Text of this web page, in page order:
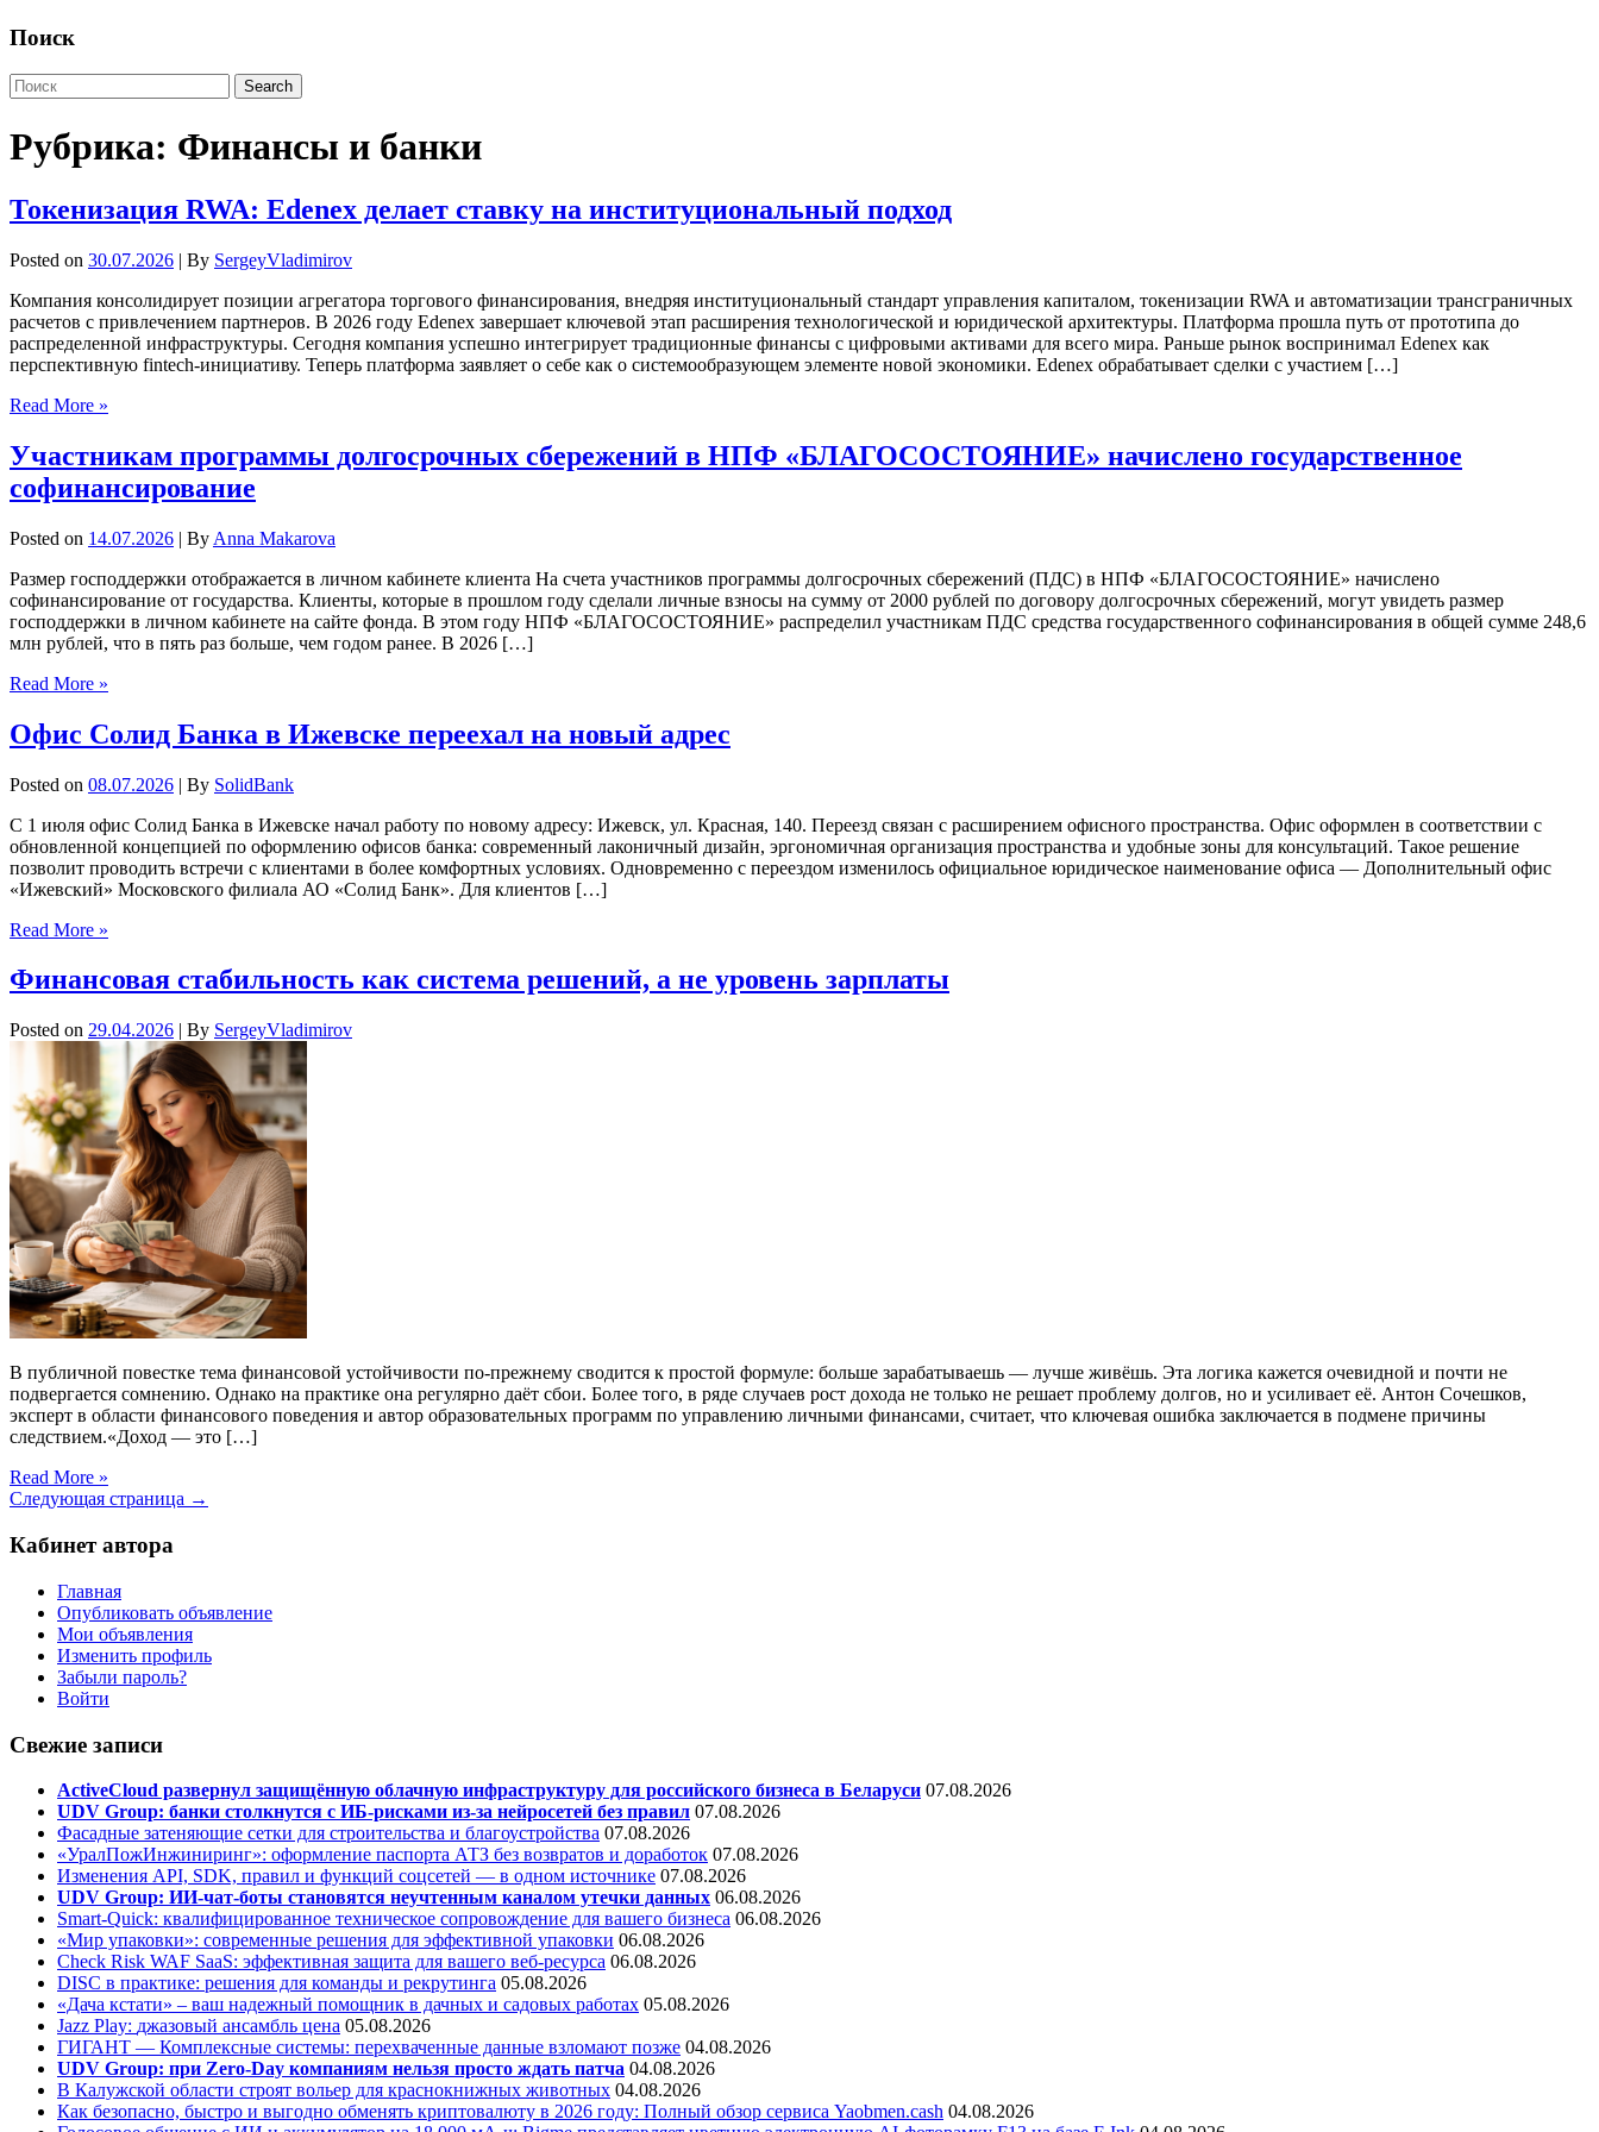
Поиск
Рубрика: Финансы и банки
Токенизация RWA: Edenex делает ставку на институциональный подход
Posted on 30.07.2026 | By SergeyVladimirov
Компания консолидирует позиции агрегатора торгового финансирования, внедряя институциональный стандарт управления капиталом, токенизации RWA и автоматизации трансграничных
расчетов с привлечением партнеров. В 2026 году Edenex завершает ключевой этап расширения технологической и юридической архитектуры. Платформа прошла путь от прототипа до
распределенной инфраструктуры. Сегодня компания успешно интегрирует традиционные финансы с цифровыми активами для всего мира. Раньше рынок воспринимал Edenex как
перспективную fintech-инициативу. Теперь платформа заявляет о себе как о системообразующем элементе новой экономики. Edenex обрабатывает сделки с участием […]
Read More »
Участникам программы долгосрочных сбережений в НПФ «БЛАГОСОСТОЯНИЕ» начислено государственное
софинансирование
Posted on 14.07.2026 | By Anna Makarova
Размер господдержки отображается в личном кабинете клиента На счета участников программы долгосрочных сбережений (ПДС) в НПФ «БЛАГОСОСТОЯНИЕ» начислено
софинансирование от государства. Клиенты, которые в прошлом году сделали личные взносы на сумму от 2000 рублей по договору долгосрочных сбережений, могут увидеть размер
господдержки в личном кабинете на сайте фонда. В этом году НПФ «БЛАГОСОСТОЯНИЕ» распределил участникам ПДС средства государственного софинансирования в общей сумме 248,6
млн рублей, что в пять раз больше, чем годом ранее. В 2026 […]
Read More »
Офис Солид Банка в Ижевске переехал на новый адрес
Posted on 08.07.2026 | By SolidBank
С 1 июля офис Солид Банка в Ижевске начал работу по новому адресу: Ижевск, ул. Красная, 140. Переезд связан с расширением офисного пространства. Офис оформлен в соответствии с
обновленной концепцией по оформлению офисов банка: современный лаконичный дизайн, эргономичная организация пространства и удобные зоны для консультаций. Такое решение
позволит проводить встречи с клиентами в более комфортных условиях. Одновременно с переездом изменилось официальное юридическое наименование офиса — Дополнительный офис
«Ижевский» Московского филиала АО «Солид Банк». Для клиентов […]
Read More »
Финансовая стабильность как система решений, а не уровень зарплаты
Posted on 29.04.2026 | By SergeyVladimirov
В публичной повестке тема финансовой устойчивости по-прежнему сводится к простой формуле: больше зарабатываешь — лучше живёшь. Эта логика кажется очевидной и почти не
подвергается сомнению. Однако на практике она регулярно даёт сбои. Более того, в ряде случаев рост дохода не только не решает проблему долгов, но и усиливает её. Антон Сочешков,
эксперт в области финансового поведения и автор образовательных программ по управлению личными финансами, считает, что ключевая ошибка заключается в подмене причины
следствием.«Доход — это […]
Read More »
Следующая страница →
Кабинет автора
Главная
Опубликовать объявление
Мои объявления
Изменить профиль
Забыли пароль?
Войти
Свежие записи
ActiveCloud развернул защищённую облачную инфраструктуру для российского бизнеса в Беларуси 07.08.2026
UDV Group: банки столкнутся с ИБ-рисками из-за нейросетей без правил 07.08.2026
Фасадные затеняющие сетки для строительства и благоустройства 07.08.2026
«УралПожИнжиниринг»: оформление паспорта АТЗ без возвратов и доработок 07.08.2026
Изменения API, SDK, правил и функций соцсетей — в одном источнике 07.08.2026
UDV Group: ИИ-чат-боты становятся неучтенным каналом утечки данных 06.08.2026
Smart-Quick: квалифицированное техническое сопровождение для вашего бизнеса 06.08.2026
«Мир упаковки»: современные решения для эффективной упаковки 06.08.2026
Check Risk WAF SaaS: эффективная защита для вашего веб-ресурса 06.08.2026
DISC в практике: решения для команды и рекрутинга 05.08.2026
«Дача кстати» – ваш надежный помощник в дачных и садовых работах 05.08.2026
Jazz Play: джазовый ансамбль цена 05.08.2026
ГИГАНТ — Комплексные системы: перехваченные данные взломают позже 04.08.2026
UDV Group: при Zero-Day компаниям нельзя просто ждать патча 04.08.2026
В Калужской области строят вольер для краснокнижных животных 04.08.2026
Как безопасно, быстро и выгодно обменять криптовалюту в 2026 году: Полный обзор сервиса Yaobmen.cash 04.08.2026